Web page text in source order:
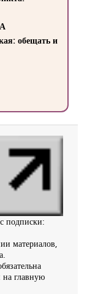
обещать и
подписки:
материалов,
на главную